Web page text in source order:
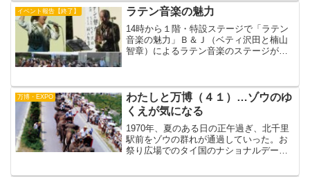
ステージを設けて毎週土曜、日曜日には
１９７...
イベント報告【終了】 ラテン音楽の魅力
14時から１階・特設ステージで「ラテン
音楽の魅力」Ｂ＆Ｊ（ベティ沢田と楠山
智章）によるラテン音楽のステージがあ
メムーチョ７・キサス キ...
万博・EXPO
わたしと万博（４１）…ゾウのゆ
くえが気になる
1970年、夏のある日の正午過ぎ、北千里
駅前をゾウの群れが通過していった。お
祭り広場でのタイ国のナショナルデー